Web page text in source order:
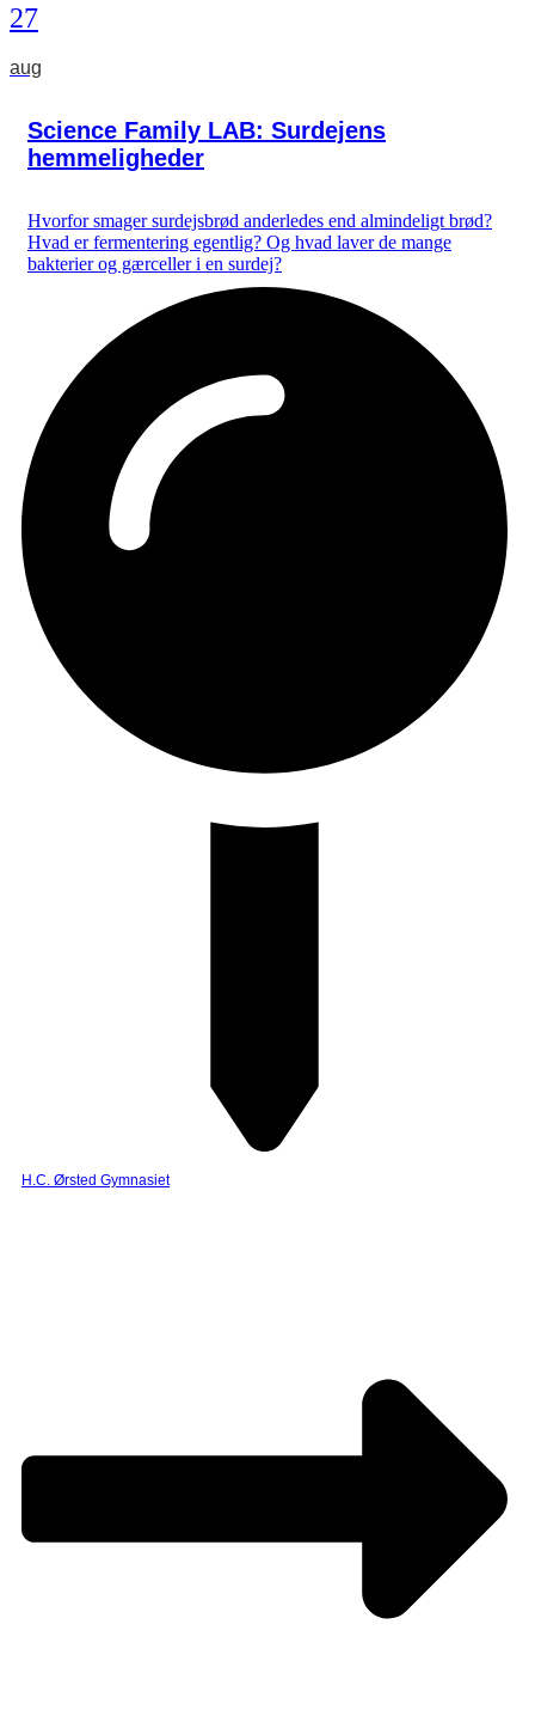
27
aug
Science Family LAB: Surdejens
hemmeligheder
Hvorfor smager surdejsbrød anderledes end almindeligt brød?
Hvad er fermentering egentlig? Og hvad laver de mange
bakterier og gærceller i en surdej?
H.C. Ørsted Gymnasiet